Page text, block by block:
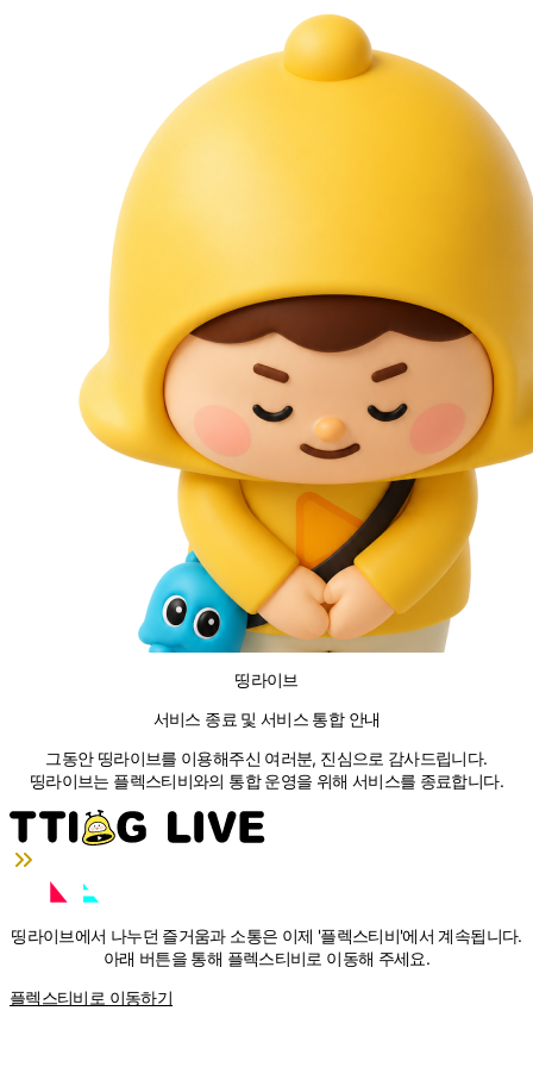
띵라이브
서비스 종료 및 서비스 통합 안내
그동안 띵라이브를 이용해주신 여러분, 진심으로 감사드립니다.
띵라이브는 플렉스티비와의 통합 운영을 위해 서비스를 종료합니다.
띵라이브에서 나누던 즐거움과 소통은 이제 '플렉스티비'에서 계속됩니다.
아래 버튼을 통해 플렉스티비로 이동해 주세요.
플렉스티비로 이동하기